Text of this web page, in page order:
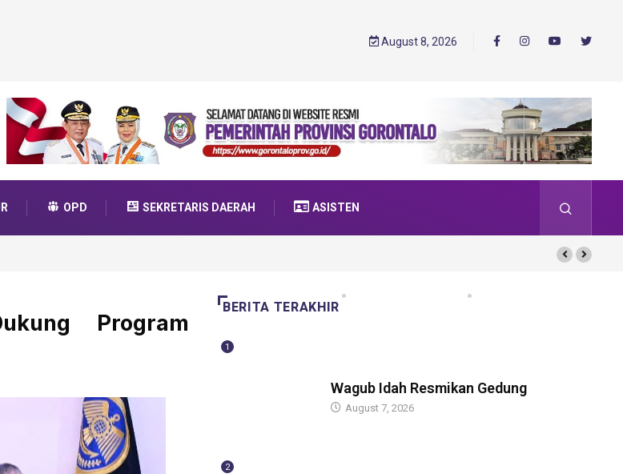
August 8, 2026
OPD SEKRETARIS DAERAH ASISTEN
Program
BERITA TERAKHIR
1
Wagub Idah Resmikan Gedung
August 7, 2026
2